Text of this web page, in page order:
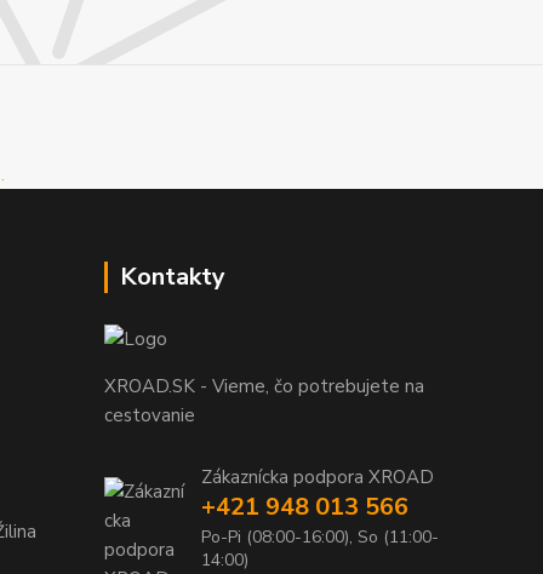
Kontakty
XROAD.SK - Vieme, čo potrebujete na
cestovanie
Zákaznícka podpora XROAD
+421 948 013 566
Po-Pi (08:00-16:00), So (11:00-
14:00)